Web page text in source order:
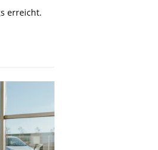
erreicht.